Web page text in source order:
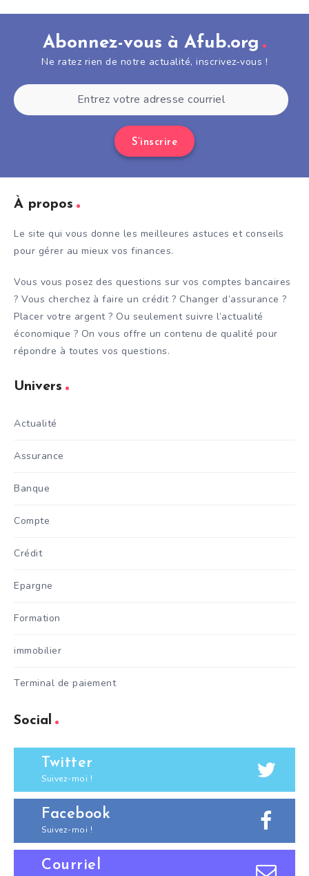
Abonnez-vous à Afub.org
Ne ratez rien de notre actualité, inscrivez-vous !
S’inscrire
À propos
Le site qui vous donne les meilleures astuces et conseils
pour gérer au mieux vos finances.
Vous vous posez des questions sur vos comptes bancaires
? Vous cherchez à faire un crédit ? Changer d’assurance ?
Placer votre argent ? Ou seulement suivre l’actualité
économique ? On vous offre un contenu de qualité pour
répondre à toutes vos questions.
Univers
Actualité
Assurance
Banque
Compte
Crédit
Epargne
Formation
immobilier
Terminal de paiement
Social
Twitter
Suivez-moi !
Facebook
Suivez-moi !
Courriel